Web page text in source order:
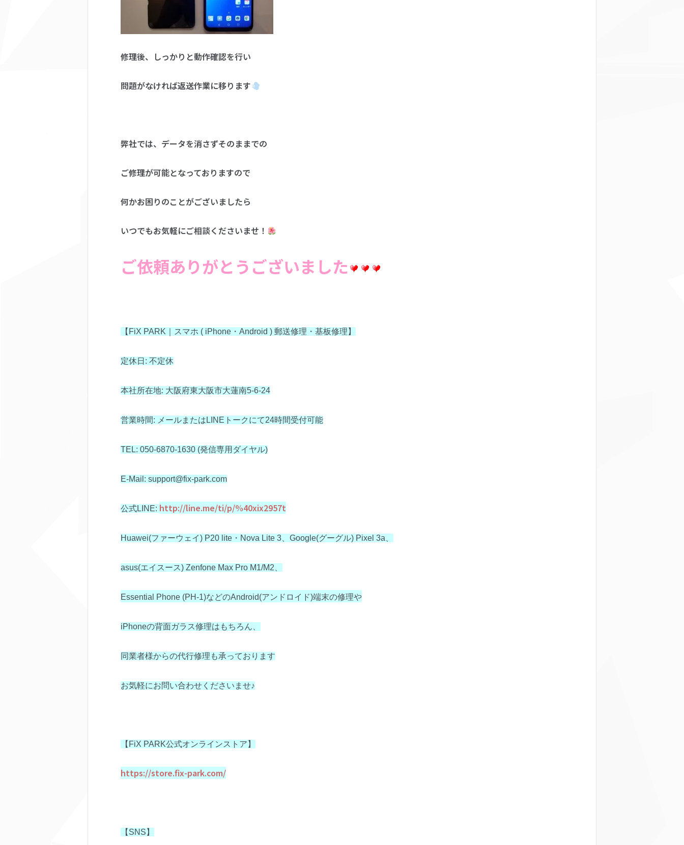
修理後、しっかりと動作確認を行い
問題がなければ返送作業に移ります
弊社では、データを消さずそのままでの
ご修理が可能となっておりますので
何かお困りのことがございましたら
いつでもお気軽にご相談くださいませ！
ご依頼ありがとうございました
【FiX PARK｜スマホ ( iPhone・Android ) 郵送修理・基板修理】
定休日: 不定休
本社所在地: 大阪府東大阪市大蓮南5-6-24
営業時間: メールまたはLINEトークにて24時間受付可能
TEL: 050-6870-1630 (発信専用ダイヤル)
E-Mail: support@fix-park.com
公式LINE: http://line.me/ti/p/%40xix2957t
Huawei(ファーウェイ) P20 lite・Nova Lite 3、Google(グーグル) Pixel 3a、
asus(エイスース) Zenfone Max Pro M1/M2、
Essential Phone (PH-1)などのAndroid(アンドロイド)端末の修理や
iPhoneの背面ガラス修理はもちろん、
同業者様からの代行修理も承っております
お気軽にお問い合わせくださいませ♪
【FiX PARK公式オンラインストア】
https://store.fix-park.com/
【SNS】